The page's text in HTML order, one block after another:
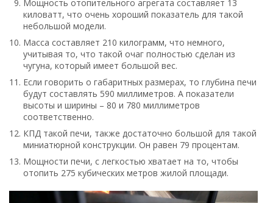
Мощность отопительного агрегата составляет 13
киловатт, что очень хороший показатель для такой
небольшой модели.
Масса составляет 210 килограмм, что немного,
учитывая то, что такой очаг полностью сделан из
чугуна, который имеет большой вес.
Если говорить о габаритных размерах, то глубина печи
будут составлять 590 миллиметров. А показатели
высоты и ширины – 80 и 780 миллиметров
соответственно.
КПД такой печи, также достаточно большой для такой
миниатюрной конструкции. Он равен 79 процентам.
Мощности печи, с легкостью хватает на то, чтобы
отопить 275 кубических метров жилой площади.